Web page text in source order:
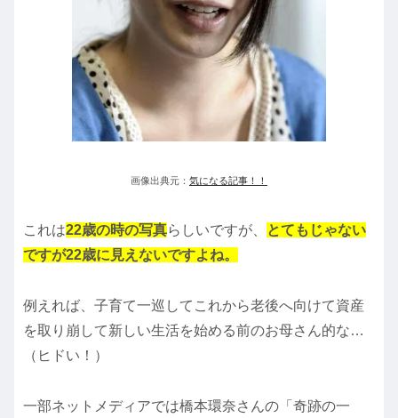
画像出典元： 気になる記事！！
これは22歳の時の写真らしいですが、
とてもじゃない
ですが22歳に見えないですよね。
例えれば、子育て一巡してこれから老後へ向けて資産
を取り崩して新しい生活を始める前のお母さん的な…
（ヒドい！）
一部ネットメディアでは橋本環奈さんの「奇跡の一